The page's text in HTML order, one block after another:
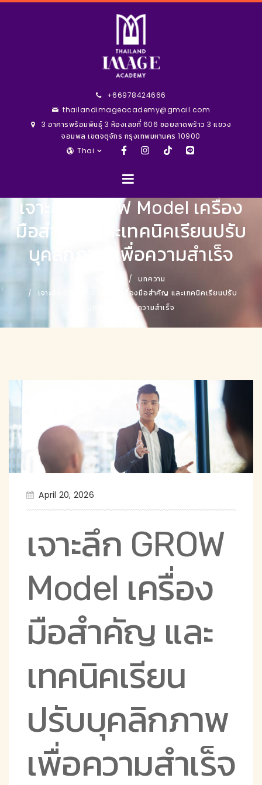
+66978424666
thailandimageacademy@gmail.com
3 อาคารพร้อมพันธุ์ 3 ห้องเลขที่ 606 ซอยลาดพร้าว 3 แขวง
จอมพล เขตจตุจักร กรุงเทพมหานคร 10900
Thai
เจาะลึก GROW Model เครื่อง
มือสำคัญ และเทคนิคเรียนปรับ
บุคลิกภาพ เพื่อความสำเร็จ
บทความ
เจาะลึก GROW MODEL เครื่องมือสำคัญ และเทคนิคเรียนปรับ
บุคลิกภาพ เพื่อความสำเร็จ
April 20, 2026
เจาะลึก GROW
Model เครื่อง
มือสำคัญ และ
เทคนิคเรียน
ปรับบุคลิกภาพ
เพื่อความสำเร็จ